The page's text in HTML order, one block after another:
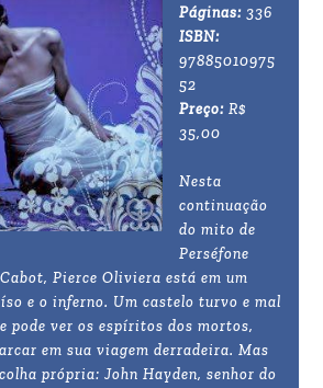
Páginas: 336
ISBN:
97885010975
52
Preço: R$
35,00
Nesta
continuação
do mito de
Perséfone
Pierce Oliviera está em um
e o inferno. Um castelo turvo e mal
pode ver os espíritos dos mortos,
em sua viagem derradeira. Mas
própria: John Hayden, senhor do